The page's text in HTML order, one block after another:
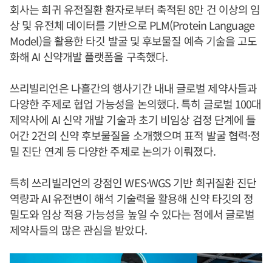
회사는 희귀 유전질환 환자로부터 축적된 8만 건 이상의 임
상 및 유전체 데이터를 기반으로 PLM(Protein Language
Model)을 활용한 타깃 발굴 및 후보물질 예측 기술을 고도
화해 AI 신약개발 플랫폼을 구축했다.
쓰리빌리언은 나흘간의 행사기간 내내 글로벌 제약사들과
다양한 주제로 협업 가능성을 논의했다. 특히 글로벌 100대
제약사에 AI 신약 개발 기술과 초기 비임상 검정 단계에 들
어간 2건의 신약 후보물질을 소개했으며 표적 발굴 협력·정
밀 진단 연계 등 다양한 주제로 논의가 이뤄졌다.
특히 쓰리빌리언의 강점인 WES·WGS 기반 희귀질환 진단
역량과 AI 유전변이 해석 기술력을 활용해 신약 타깃의 정
밀도와 임상 적용 가능성을 높일 수 있다는 점에서 글로벌
제약사들의 많은 관심을 받았다.